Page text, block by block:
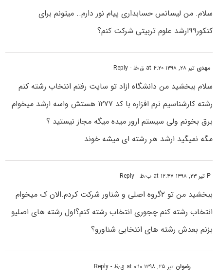
سلام. من لیسانس حسابداری پیام نور دارم.. میتونم برای
کنکور۹۹ارشد علوم تربیتی شرکت کنم؟
مهدی تیر ۲۸, ۱۳۹۸ at ۴:۲۰ ق٫ظ - Reply
سلام ببخشید من دانشگاه ازاد تو سایت رفتم انتخاب رشته کنم
رشته کارشناسیم نرم افزاره با کد ۱۲۷۷ هستش واسه ارشد میخوام
برق بخونم ولی سیستم ارور میده میگه مجاز نیستید ؟
مگه نمیگید ارشد هر رشته ای میشه خوند
Pتیر ۲۳, ۱۳۹۸ at ۱۲:۴۷ ب٫ظ - Reply
ببخشید من تو ۲گروه اصلی و شناور شرکت کردم.الان ک میخوام
انتخاب رشته کنم چجوری انتخاب رشته کنم؟اول رشته های اصلیو
بزنم بعدش رشته های انتخابی شناورو؟
رضوان تیر ۲۵, ۱۳۹۸ at ۰:۱۰ ق٫ظ - Reply